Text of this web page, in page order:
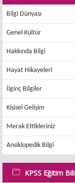
Bilgi Dünyası
Genel Kültür
Hakkında Bilgi
Hayat Hikayeleri
İlginç Bilgiler
Kişisel Gelişim
Merak Ettikleriniz
Ansiklopedik Bilgi
KPSS Eğitim